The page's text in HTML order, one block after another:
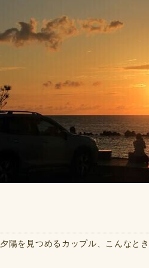
夕陽を見つめるカップル、こんなと